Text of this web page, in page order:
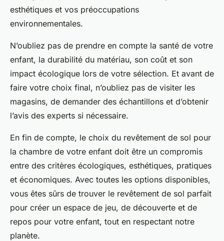
esthétiques et vos préoccupations
environnementales.
N’oubliez pas de prendre en compte la santé de votre
enfant, la durabilité du matériau, son coût et son
impact écologique lors de votre sélection. Et avant de
faire votre choix final, n’oubliez pas de visiter les
magasins, de demander des échantillons et d’obtenir
l’avis des experts si nécessaire.
En fin de compte, le choix du revêtement de sol pour
la chambre de votre enfant doit être un compromis
entre des critères écologiques, esthétiques, pratiques
et économiques. Avec toutes les options disponibles,
vous êtes sûrs de trouver le revêtement de sol parfait
pour créer un espace de jeu, de découverte et de
repos pour votre enfant, tout en respectant notre
planète.